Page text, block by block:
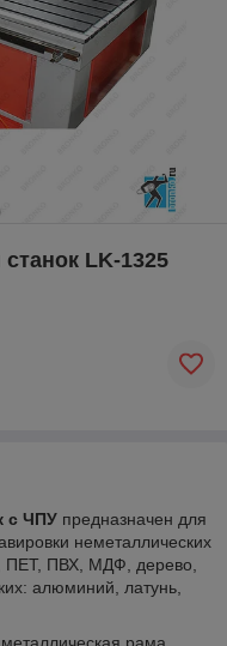
LK-1325
с ЧПУ предназначен для
неметаллических
ПЕТ, ПВХ, МДФ, дерево,
алюминий, латунь,
рама,